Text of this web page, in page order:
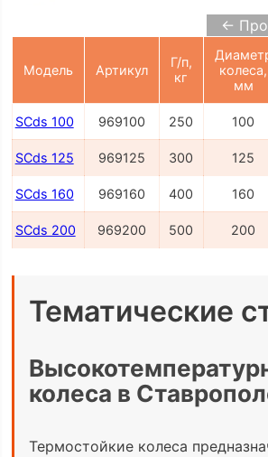
←
Модель Артикул
Г/п,
кг
колеса,
мм
SCds 100 969100 250 100
SCds 125 969125 300 125
SCds 160 969160 400 160
SCds 200 969200 500 200
Тематические
колеса в
Термостойкие колеса